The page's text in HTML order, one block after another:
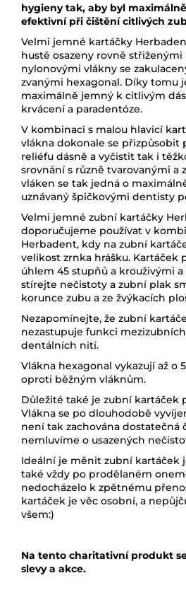
hygieny tak, aby byl
efektivní při čištění citlivých
Velmi jemné kartáčky
hustě osazeny rovně
nylonovými vlákny se
zvanými hexagonal. Díky tomu
maximálně jemný k citlivým
krvácení a paradentóze.
V kombinaci s malou hlavicí
vlákna dokonale se přizpůsobit
reliéfu dásně a vyčistit tak i
srovnání s různě tvarovanými a
vláken se tak jedná o
uznávaný špičkovými dentisty
Velmi jemné zubní kartáčky
doporučujeme používat v
Herbadent, kdy na zubní
velikost zrnka hrášku. Kartáček
úhlem 45 stupňů a krouživými
stírejte nečistoty a zubní plak
korunce zubu a ze žvýkacích
Nezapomínejte, že zubní
nezastupuje funkci
dentálních nití.
Vlákna hexagonal vykazují až o
oproti běžným vláknům.
Důležité také je zubní kartáček
Vlákna se po dlouhodobě
není tak zachována dostatečná
nemluvíme o usazených
Ideální je měnit zubní kartáček
také vždy po prodělaném
nedocházelo k zpětnému
kartáček je věc osobní, a
všem:)
Na tento charitativní produkt
slevy a akce.